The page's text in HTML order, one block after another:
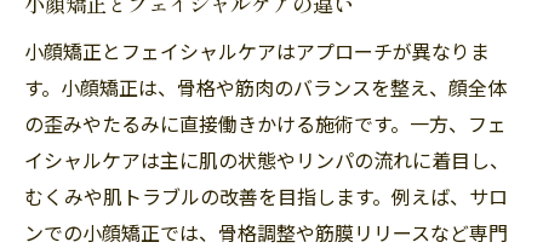
小顔矯正とフェイシャルケアはアプローチが異なりま
す。小顔矯正は、骨格や筋肉のバランスを整え、顔全体
の歪みやたるみに直接働きかける施術です。一方、フェ
イシャルケアは主に肌の状態やリンパの流れに着目し、
むくみや肌トラブルの改善を目指します。例えば、サロ
ンでの小顔矯正では、骨格調整や筋膜リリースなど専門